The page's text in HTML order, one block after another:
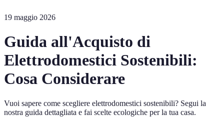
19 maggio 2026
Guida all'Acquisto di
Elettrodomestici Sostenibili:
Cosa Considerare
Vuoi sapere come scegliere elettrodomestici sostenibili? Segui la
nostra guida dettagliata e fai scelte ecologiche per la tua casa.